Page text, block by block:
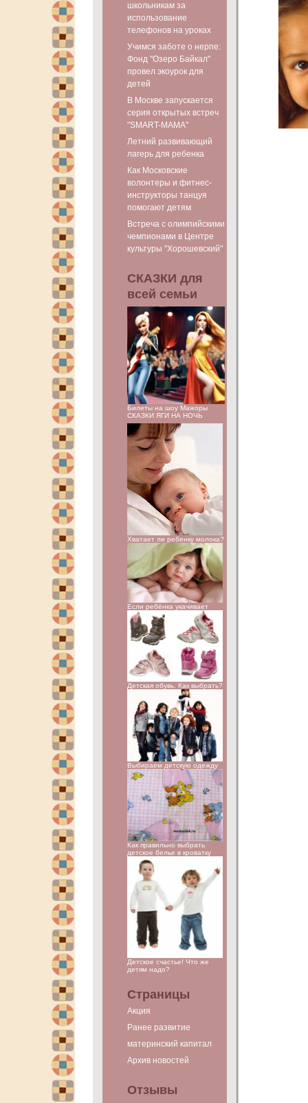
школьникам за
использование
телефонов на уроках
Учимся заботе о нерпе:
Фонд "Озеро Байкал"
провел экоурок для
детей
В Москве запускается
серия открытых встреч
"SMART-МАМА"
Летний развивающий
лагерь для ребенка
Как Московские
волонтеры и фитнес-
инструкторы танцуя
помогают детям
Встреча с олимпийскими
чемпионами в Центре
культуры "Хорошевский"
СКАЗКИ для
всей семьи
Билеты на шоу Мажоры
СКАЗКИ ЯГИ НА НОЧЬ
Хватает ли ребенку молока?
Если ребёнка укачивает
Детская обувь. Как выбрать?
Выбираем детскую одежду
Как правильно выбрать
детское белье в кроватку
Детское счастье! Что же
детям надо?
Страницы
Акция
Ранее развитие
материнский капитал
Архив новостей
Отзывы